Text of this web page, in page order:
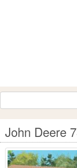
John Deere